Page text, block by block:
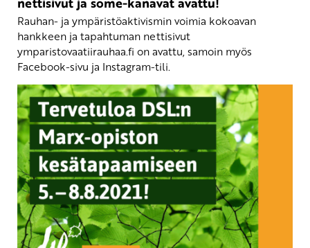
Rauhan- ja ympäristöaktivismin voimia kokoavan
hankkeen ja tapahtuman nettisivut
ymparistovaatiirauhaa.fi on avattu, samoin myös
Facebook-sivu ja Instagram-tili.